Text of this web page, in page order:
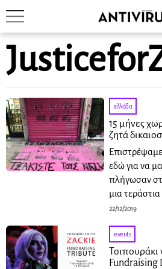
ελλάδα
15 μήνες
ζητά
εδώ για να
πλήγωσαν
μια
22/12/2019
events
Τσιπουράκι
Fundraising